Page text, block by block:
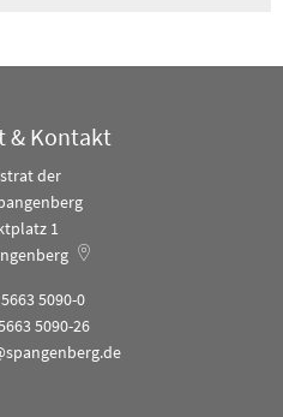
& Kontakt
der
1
5090-0
5090-26